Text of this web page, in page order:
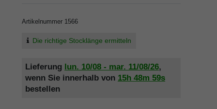
Artikelnummer 1566
Die richtige Stocklänge ermitteln
Lieferung lun. 10/08 - mar. 11/08/26,
wenn Sie innerhalb von 15h 48m 59s
bestellen